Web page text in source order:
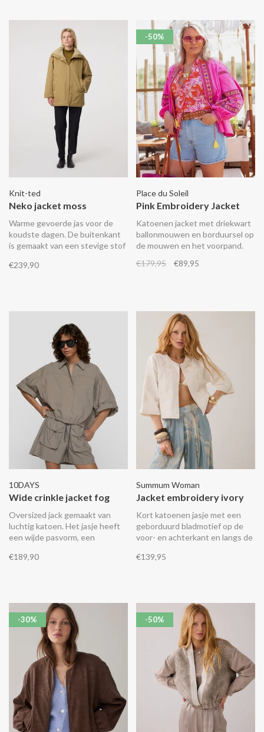
Knit-ted
Neko jacket moss
Warme gevoerde jas voor de
koudste dagen. De buitenkant
is gemaakt van een stevige stof
zachte teddy stof. De
€239,90
-50%
Place du Soleil
Pink Embroidery Jacket
Katoenen jacket met driekwart
ballonmouwen en borduursel op
de mouwen en het voorpand.
€179,95
€89,95
10DAYS
Wide crinkle jacket fog
Oversized jack gemaakt van
luchtig katoen. Het jasje heeft
een wijde pasvorm, een
drukknoopsluiting, twee
linkerborst.
€189,90
Summum Woman
Jacket embroidery ivory
Kort katoenen jasje met een
geborduurd bladmotief op de
voor- en achterkant en langs de
versierd met kraaltjes. Het jack
kimonomouwen.
€139,95
-30% -50%